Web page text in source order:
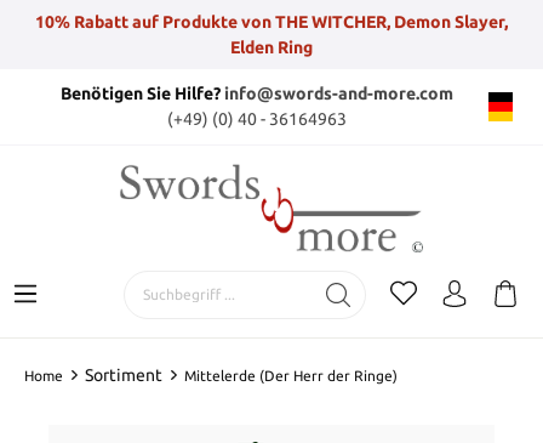
10% Rabatt auf Produkte von THE WITCHER, Demon Slayer,
Elden Ring
Benötigen Sie Hilfe?info@swords-and-more.com
(+49) (0) 40 - 36164963
Home Sortiment Mittelerde (Der Herr der Ringe)